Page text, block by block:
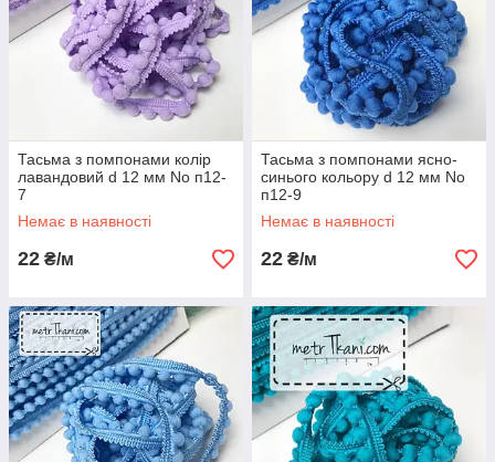
Тасьма з помпонами колір
лавандовий d 12 мм No п12-
7
Немає в наявності
22 ₴/м
Тасьма з помпонами ясно-
синього кольору d 12 мм No
п12-9
Немає в наявності
22 ₴/м